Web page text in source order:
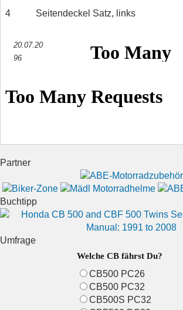
4
Seitendeckel Satz, links
20.07.20
96
Partner
Buchtipp
Umfrage
Welche CB fährst Du?
CB500 PC26
CB500 PC32
CB500S PC32